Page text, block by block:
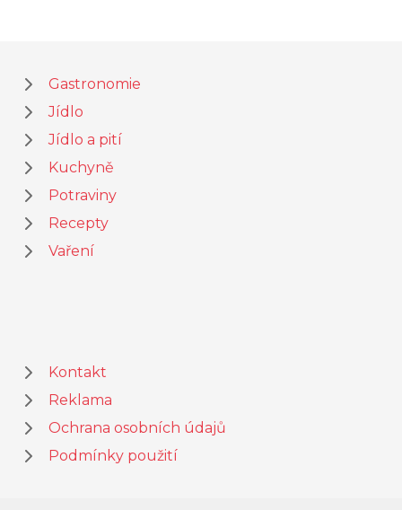
Gastronomie
Jídlo
Jídlo a pití
Kuchyně
Potraviny
Recepty
Vaření
Kontakt
Reklama
Ochrana osobních údajů
Podmínky použití